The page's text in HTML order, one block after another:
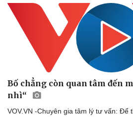
Sức khỏe
Dinh dưỡng - món ngon
Cây thuốc
Sản phụ khoa
Nam khoa
Làm đẹp - giảm cân
Ăn sạch sống khỏe
Đời
Bố chẳng còn quan tâm đến
nhì“
VOV.VN -Chuyên gia tâm lý tư vấn: Để